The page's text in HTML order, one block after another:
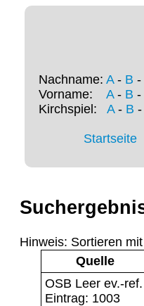
Nachname: A- B -
Vorname: A- B -
Kirchspiel: A- B -
Startseite
Hinweis: Sortieren
Quelle
OSB Leer ev.-ref.
Eintrag: 1003